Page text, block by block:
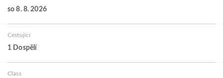
so 8. 8. 2026
Cestující
1 Dospělí
Class